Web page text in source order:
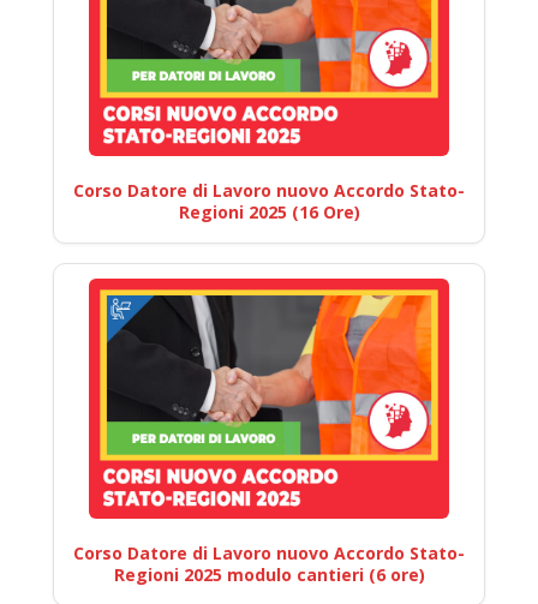
Corso Datore di Lavoro nuovo Accordo Stato-
Regioni 2025 (16 Ore)
Corso Datore di Lavoro nuovo Accordo Stato-
Regioni 2025 modulo cantieri (6 ore)